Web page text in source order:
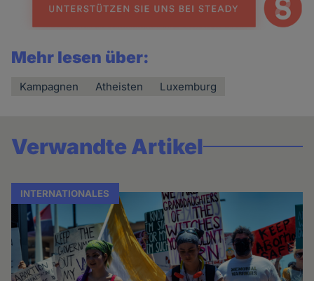
Mehr lesen über:
Kampagnen Atheisten Luxemburg
Verwandte Artikel
INTERNATIONALES